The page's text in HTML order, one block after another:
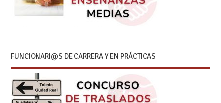
FUNCIONARI@S DE CARRERA Y EN PRÁCTICAS